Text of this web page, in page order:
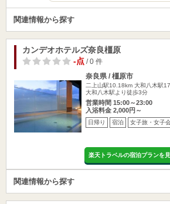
関連情報から探す
カンデオホテルズ奈良橿原
-点/ 0 件
奈良県 / 橿原市
二上山駅10.18km 大和八木駅
大和八木駅より徒歩3分
営業時間 15:00～23:00
入浴料金 2,000円～
日帰り 宿泊 女子旅・女子
楽天トラベルの宿泊プランを
関連情報から探す